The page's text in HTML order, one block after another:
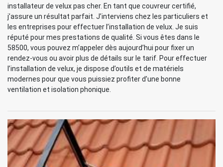
installateur de velux pas cher. En tant que couvreur certifié,
j’assure un résultat parfait. J’interviens chez les particuliers et
les entreprises pour effectuer l’installation de velux. Je suis
réputé pour mes prestations de qualité. Si vous êtes dans le
58500, vous pouvez m’appeler dès aujourd’hui pour fixer un
rendez-vous ou avoir plus de détails sur le tarif. Pour effectuer
l’installation de velux, je dispose d’outils et de matériels
modernes pour que vous puissiez profiter d’une bonne
ventilation et isolation phonique.